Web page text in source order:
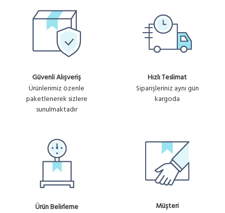
Güvenli Alışveriş
Ürünlerimiz özenle
paketlenerek sizlere
sunulmaktadır
Hızlı Teslimat
Siparişleriniz aynı gün
kargoda
Ürün Belirleme
Müşteri